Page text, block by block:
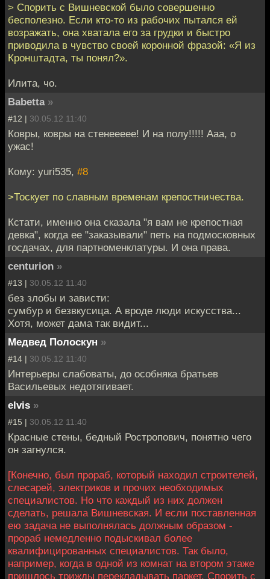
> Спорить с Вишневской было совершенно
бесполезно. Если кто-то из рабочих пытался ей
возражать, она хватала его за грудки и быстро
приводила в чувство своей коронной фразой: «Я из
Кронштадта, ты понял?».
Илита, чо.
Babetta »
#12 | 30.05.12 11:40
Ковры, ковры на стенеееее! И на полу!!!!! Ааа, о
ужас!
Кому: yuri535, #8
>Тоскует по славным временам крепостничества.
Кстати, именно она сказала "я вам не крепостная
девка", когда ее "заказывали" петь на подмосковных
госдачах, для партноменклатуры. И она права.
centurion »
#13 | 30.05.12 11:40
без злобы и зависти:
сумбур и безвкусица. А вроде люди искусства...
Хотя, может дама так видит...
Медвед Полоскун »
#14 | 30.05.12 11:40
Интерьеры слабоваты, до особняка братьев
Васильевых недотягивает.
elvis »
#15 | 30.05.12 11:40
Красные стены, бедный Ростропович, понятно чего
он загнулся.
[Конечно, был прораб, который находил строителей,
слесарей, электриков и прочих необходимых
специалистов. Но что каждый из них должен
сделать, решала Вишневская. И если поставленная
ею задача не выполнялась должным образом -
прораб немедленно подыскивал более
квалифицированных специалистов. Так было,
например, когда в одной из комнат на втором этаже
пришлось трижды перекладывать паркет. Спорить с